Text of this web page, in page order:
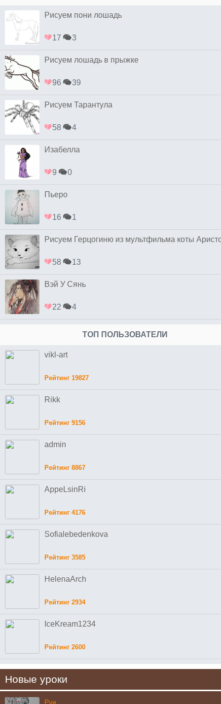
Рисуем пони лошадь
17 3
Рисуем лошадь в прыжке
96 39
Рисуем Тарантула
58 4
Изабелла
9 0
Пьеро
16 1
Рисуем Герцогиню из мультфильма коты
58 13
Вэй У Сянь
22 4
ТОП ПОЛЬЗОВАТЕЛИ
vikl-art
Рейтинг 19827
Rikk
Рейтинг 9156
admin
Рейтинг 8867
AppeLsinRi
Рейтинг 4176
Sofialebedenkova
Рейтинг 3585
HelenaArch
Рейтинг 2934
IceKream1234
Рейтинг 2600
Новые уроки
Руи